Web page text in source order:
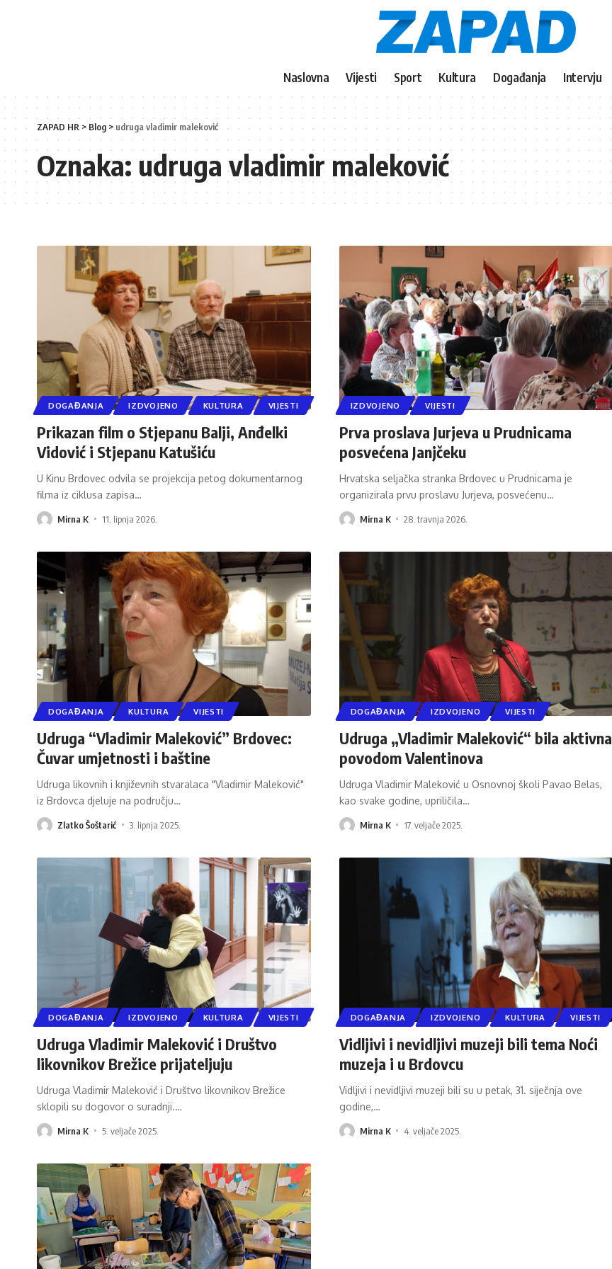
Naslovna Vijesti Sport Kultura Događanja Intervju
ZAPAD HR> Blog > udruga vladimir maleković
Oznaka:udruga vladimir maleković
DOGAĐANJA IZDVOJENO KULTURA VIJESTI
Prikazan film o Stjepanu Balji, Anđelki
Vidović i Stjepanu Katušiću
U Kinu Brdovec odvila se projekcija petog dokumentarnog
filma iz ciklusa zapisa…
Mirna K 11. lipnja 2026.
IZDVOJENO VIJESTI
Prva proslava Jurjeva u Prudnicama
posvećena Janjčeku
Hrvatska seljačka stranka Brdovec u Prudnicama je
organizirala prvu proslavu Jurjeva, posvećenu…
Mirna K 28. travnja 2026.
DOGAĐANJA KULTURA VIJESTI
Udruga “Vladimir Maleković” Brdovec:
Čuvar umjetnosti i baštine
Udruga likovnih i književnih stvaralaca "Vladimir Maleković"
iz Brdovca djeluje na području…
Zlatko Šoštarić 3. lipnja 2025.
DOGAĐANJA IZDVOJENO VIJESTI
Udruga „Vladimir Maleković“ bila aktivna
povodom Valentinova
Udruga Vladimir Maleković u Osnovnoj školi Pavao Belas,
kao svake godine, upriličila…
Mirna K 17. veljače 2025.
DOGAĐANJA IZDVOJENO KULTURA VIJESTI
Udruga Vladimir Maleković i Društvo
likovnikov Brežice prijateljuju
Udruga Vladimir Maleković i Društvo likovnikov Brežice
sklopili su dogovor o suradnji.…
Mirna K 5. veljače 2025.
DOGAĐANJA IZDVOJENO KULTURA VIJESTI
Vidljivi i nevidljivi muzeji bili tema Noći
muzeja i u Brdovcu
Vidljivi i nevidljivi muzeji bili su u petak, 31. siječnja ove
godine,…
Mirna K 4. veljače 2025.